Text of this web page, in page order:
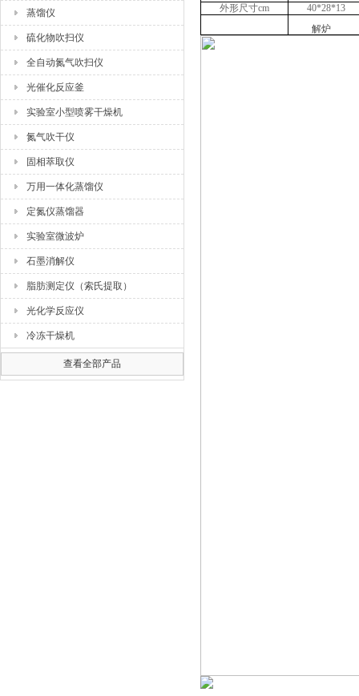
蒸馏仪
硫化物吹扫仪
全自动氮气吹扫仪
光催化反应釜
实验室小型喷雾干燥机
氮气吹干仪
固相萃取仪
万用一体化蒸馏仪
定氮仪蒸馏器
实验室微波炉
石墨消解仪
脂肪测定仪（索氏提取）
光化学反应仪
冷冻干燥机
查看全部产品
外形尺寸cm
40*28*13